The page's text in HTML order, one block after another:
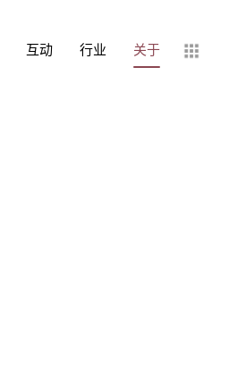
互动 行业 关于